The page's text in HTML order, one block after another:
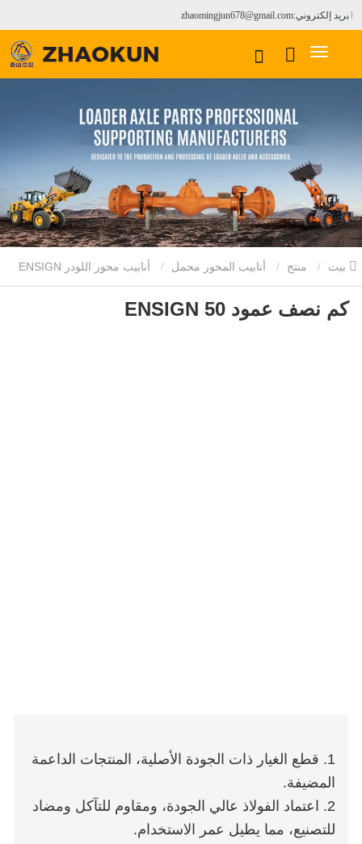
بريد إلكتروني:zhaomingjun678@gmail.com
منتج أنابيب المحور محمل أنابيب محور اللودر ENSIGN
كم نصف عمود ENSIGN 50
كم نصف عمود ENSIGN 50
1. قطع الغيار ذات الجودة الأصلية، المنتجات الداعمة
المضيفة.
2. اعتماد الفولاذ عالي الجودة، ومقاوم للتآكل ومضاد
للتصنيع، مما يطيل عمر الاستخدام.